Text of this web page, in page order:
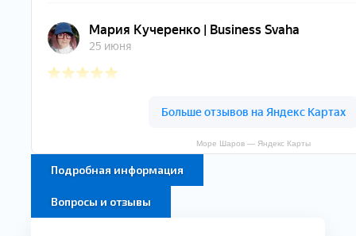
Море Шаров — Яндекс Карты
Подробная информация
Вопросы и отзывы